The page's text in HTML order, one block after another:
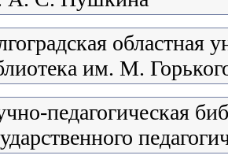
областная
им. М.
педагогическая